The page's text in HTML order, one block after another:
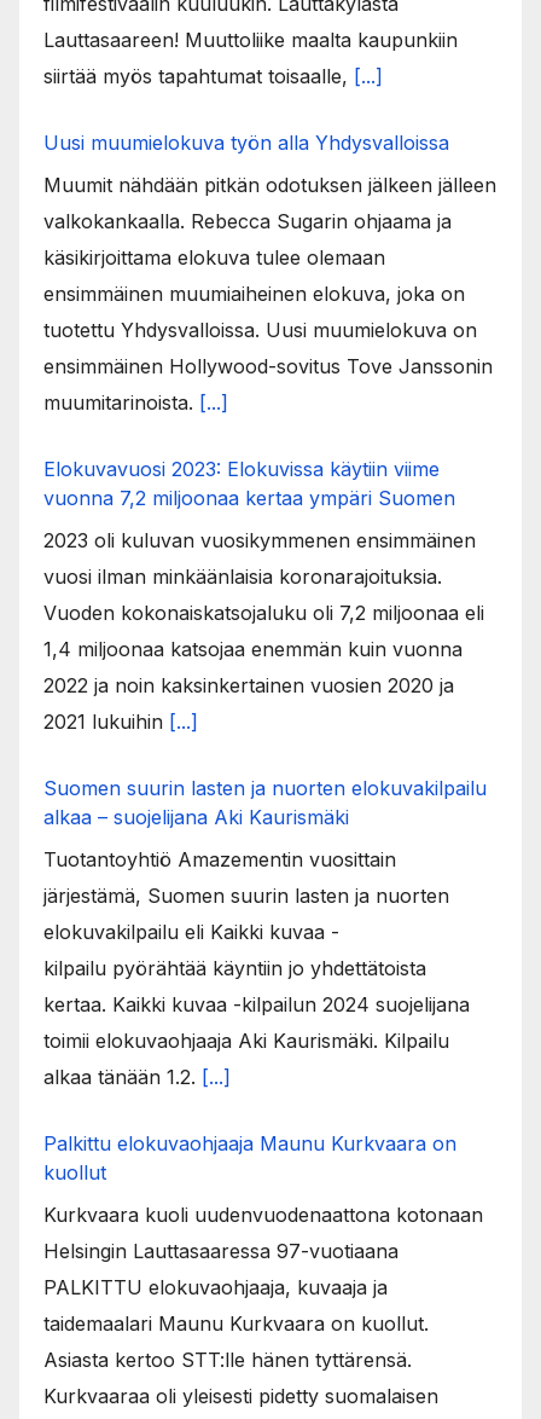
Lauttasaareen! Muuttoliike maalta kaupunkiin
siirtää myös tapahtumat toisaalle, [...]
Uusi muumielokuva työn alla Yhdysvalloissa
Muumit nähdään pitkän odotuksen jälkeen jälleen
valkokankaalla. Rebecca Sugarin ohjaama ja
käsikirjoittama elokuva tulee olemaan
ensimmäinen muumiaiheinen elokuva, joka on
tuotettu Yhdysvalloissa. Uusi muumielokuva on
ensimmäinen Hollywood-sovitus Tove Janssonin
muumitarinoista. [...]
Elokuvavuosi 2023: Elokuvissa käytiin viime
vuonna 7,2 miljoonaa kertaa ympäri Suomen
2023 oli kuluvan vuosikymmenen ensimmäinen
vuosi ilman minkäänlaisia koronarajoituksia.
Vuoden kokonaiskatsojaluku oli 7,2 miljoonaa eli
1,4 miljoonaa katsojaa enemmän kuin vuonna
2022 ja noin kaksinkertainen vuosien 2020 ja
2021 lukuihin [...]
Suomen suurin lasten ja nuorten elokuvakilpailu
alkaa – suojelijana Aki Kaurismäki
Tuotantoyhtiö Amazementin vuosittain
järjestämä, Suomen suurin lasten ja nuorten
elokuvakilpailu eli Kaikki kuvaa -
kilpailu pyörähtää käyntiin jo yhdettätoista
kertaa. Kaikki kuvaa -kilpailun 2024 suojelijana
toimii elokuvaohjaaja Aki Kaurismäki. Kilpailu
alkaa tänään 1.2. [...]
Palkittu elokuvaohjaaja Maunu Kurkvaara on
kuollut
Kurkvaara kuoli uudenvuodenaattona kotonaan
Helsingin Lauttasaaressa 97-vuotiaana
PALKITTU elokuvaohjaaja, kuvaaja ja
taidemaalari Maunu Kurkvaara on kuollut.
Asiasta kertoo STT:lle hänen tyttärensä.
Kurkvaaraa oli yleisesti pidetty suomalaisen